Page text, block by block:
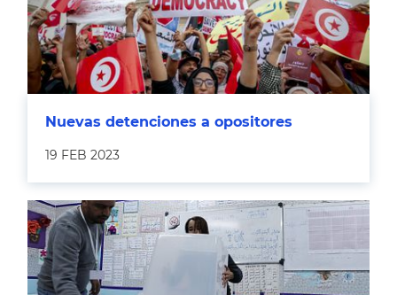
Nuevas detenciones a opositores
19 FEB 2023